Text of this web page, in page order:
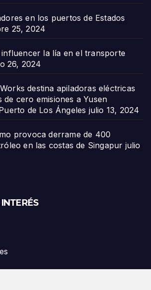
en los puertos de Estados
25, 2024
la lía en el transporte
26, 2024
destina apiladoras eléctricas
de cero emisiones a Yusen
de Los Ángeles julio 13, 2024
provoca derrame de 400
en las costas de Singapur julio
de Cookies